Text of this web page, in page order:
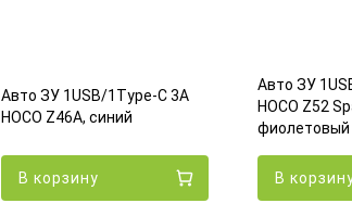
Авто ЗУ 1USB/1Type-C 3A
HOCO Z46A, синий
В корзину
Авто ЗУ
HOCO Z52
фиолетовый
В